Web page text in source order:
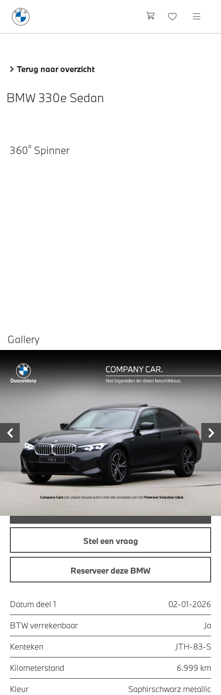
Terug naar overzicht
BMW 330e Sedan
360o Spinner
Prijs € 53.950,-
Maandprijs € 577,87
Offerte aanvraag
Stel een vraag
Reserveer deze BMW
Datum deel 1 02-01-2026
BTW verrekenbaar Ja
Kenteken JTH-83-S
Kilometerstand 6.999 km
Kleur
Saphirschwarz metallic
Gallery